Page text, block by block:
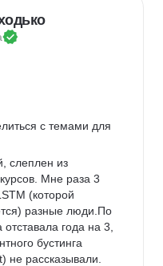
с темами для
слеплен из
Мне раза 3
(которой
разные люди.По
года на 3,
бустинга
не рассказывали.